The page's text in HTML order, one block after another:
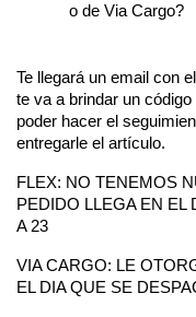
o de Via Cargo?
Te llegará un email con
te va a brindar un
poder hacer el
entregarle el artículo.
FLEX: NO TENEMOS
PEDIDO LLEGA EN EL
A 23
VIA CARGO: LE
EL DIA QUE SE